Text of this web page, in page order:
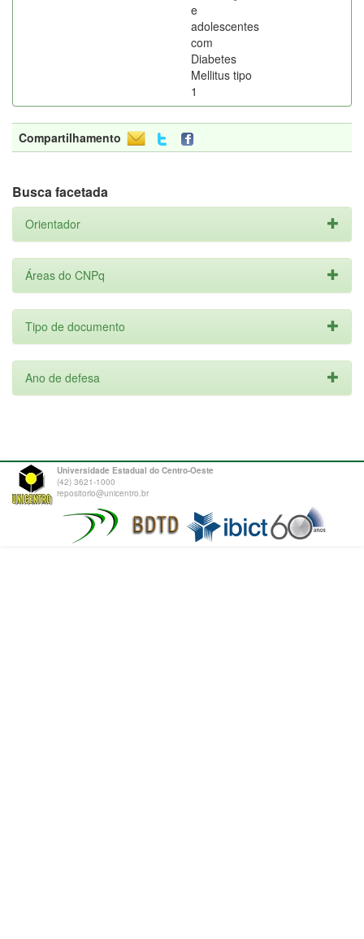
e
adolescentes
com
Diabetes
Mellitus tipo
1
Compartilhamento
Busca facetada
Orientador
Áreas do CNPq
Tipo de documento
Ano de defesa
Universidade Estadual do Centro-Oeste
(42) 3621-1000
repositorio@unicentro.br